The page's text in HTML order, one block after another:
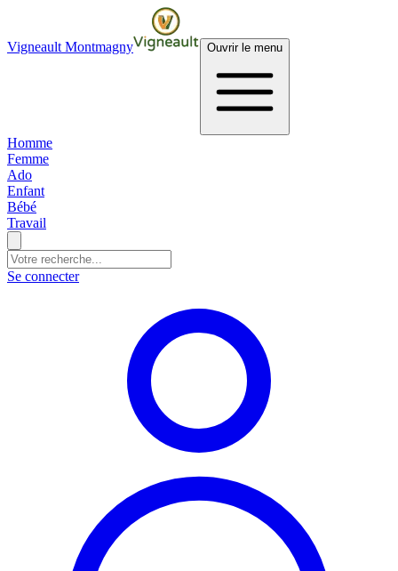
Vigneault Montmagny Ouvrir le menu
Homme
Femme
Ado
Enfant
Bébé
Travail
Se connecter